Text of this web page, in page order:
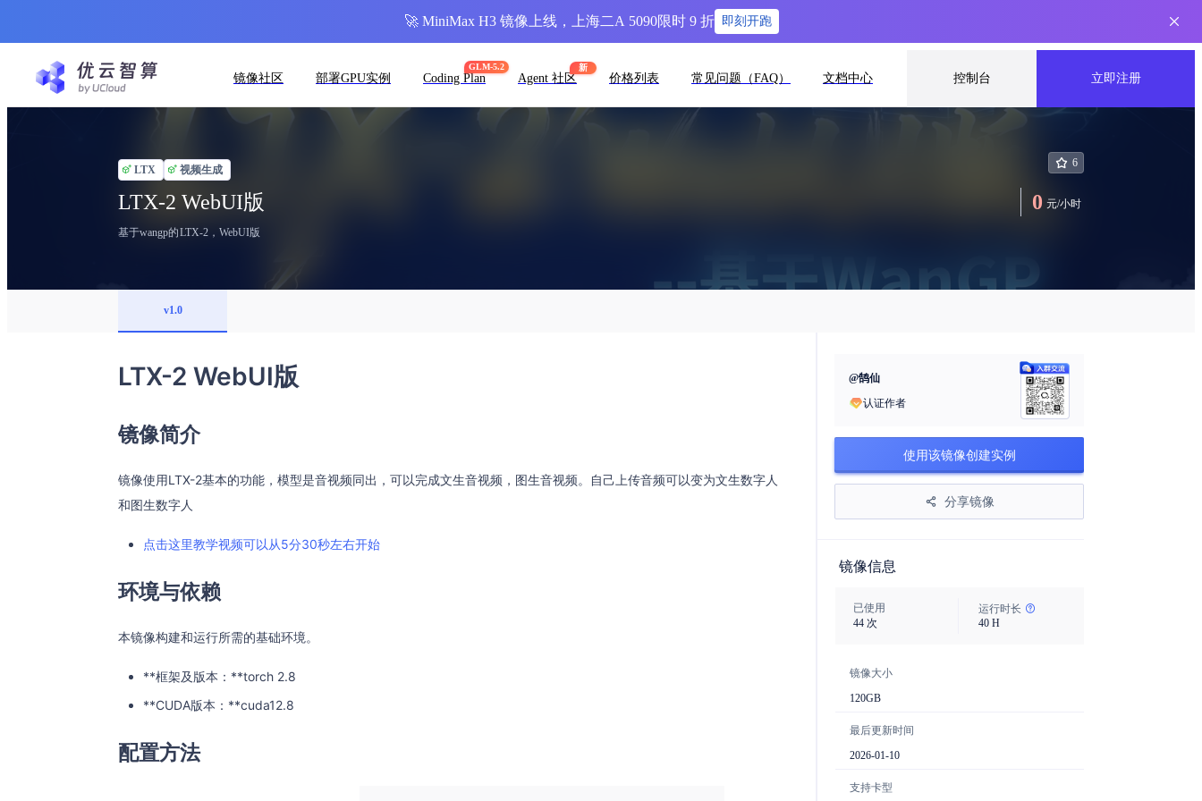
镜像社区 部署GPU实例
GLM-5.2
Coding Plan
新
Agent 社区 价格列表 常见问题（FAQ） 文档中心 控制台 立即注册
LTX 视频生成
LTX-2 WebUI版
基于wangp的LTX-2，WebUI版
6
0 元/小时
v1.0
LTX-2 WebUI版
镜像简介
镜像使用LTX-2基本的功能，模型是音视频同出，可以完成文生音视频，图生音视频。自己上传音频可以变为文生数字人
和图生数字人
点击这里教学视频可以从5分30秒左右开始
环境与依赖
本镜像构建和运行所需的基础环境。
**框架及版本：**torch 2.8
**CUDA版本：**cuda12.8
配置方法
@鹄仙
认证作者
使用该镜像创建实例
分享镜像
镜像信息
已使用
44 次
运行时长
40H
镜像大小
120GB
最后更新时间
2026-01-10
支持卡型
🚀 MiniMax H3 镜像上线，上海二A 5090限时 9 折 即刻开跑